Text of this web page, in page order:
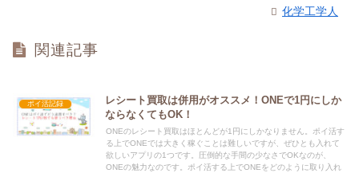
化学工学人
関連記事
ポイ活記録
レシート買取は併用がオススメ！ONEで1円にしか
ならなくてもOK！
ONEのレシート買取はほとんどが1円にしかなりません。ポイ活す
る上でONEでは大きく稼ぐことは難しいですが、ぜひとも入れて
欲しいアプリの1つです。圧倒的な手間の少なさでOKなのが、
ONEの魅力なのです。ポイ活する上でONEをどのように取り入れ